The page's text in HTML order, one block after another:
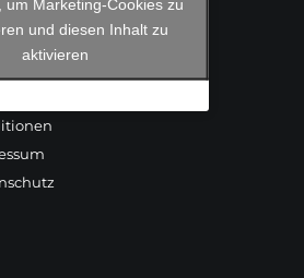
um Marketing-Cookies zu
und diesen Inhalt zu
aktivieren